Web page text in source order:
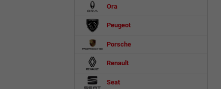
Ora
Peugeot
Porsche
Renault
Seat